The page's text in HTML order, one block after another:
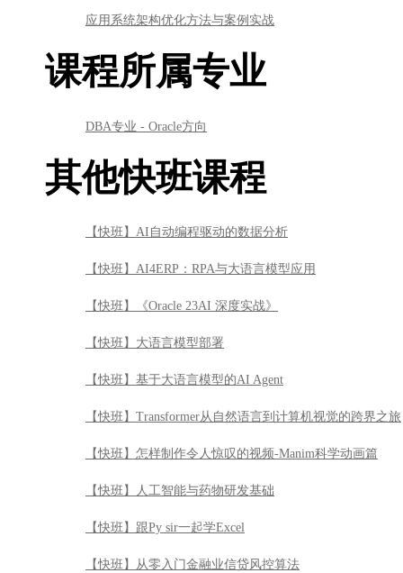
应用系统架构优化方法与案例实战
课程所属专业
DBA专业 - Oracle方向
其他快班课程
【快班】AI自动编程驱动的数据分析
【快班】AI4ERP：RPA与大语言模型应用
【快班】《Oracle 23AI 深度实战》
【快班】大语言模型部署
【快班】基于大语言模型的AI Agent
【快班】Transformer从自然语言到计算机视觉的跨界之旅
【快班】怎样制作令人惊叹的视频-Manim科学动画篇
【快班】人工智能与药物研发基础
【快班】跟Py sir一起学Excel
【快班】从零入门金融业信贷风控算法